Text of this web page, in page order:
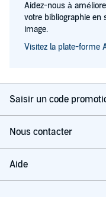
Aidez-nous à
votre bibliographie en
image.
Visitez la plate-forme
Saisir un code
Nous contacter
Aide